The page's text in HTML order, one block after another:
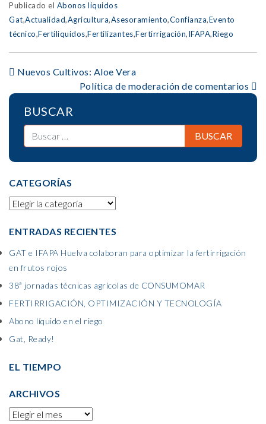
Publicado el Abonos liquidos
Gat,Actualidad,Agricultura,Asesoramiento,Confianza,Evento
técnico,Fertiliquidos,Fertilizantes,Fertirrigación,IFAPA,Riego
POST
NAVIGATION
Nuevos Cultivos: Aloe Vera
Política de moderación de comentarios
BUSCAR
CATEGORÍAS
ENTRADAS RECIENTES
GAT e IFAPA Huelva colaboran para optimizar la fertirrigación
en frutos rojos
38ª jornadas técnicas agrícolas de CONSUMOMAR
FERTIRRIGACIÓN, OPTIMIZACIÓN Y TECNOLOGÍA
Abono líquido en el riego
Gat, Ready!
EL TIEMPO
ARCHIVOS